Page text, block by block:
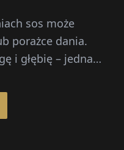
sos może
porażce dania.
i głębię – jednak